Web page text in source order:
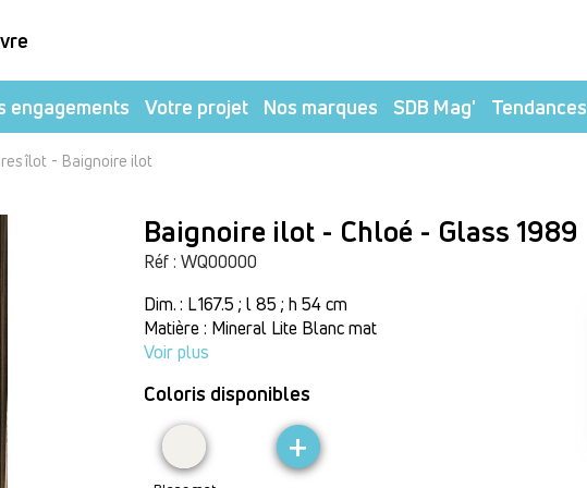
engagements Votre projet Nos marques SDB Mag' Tendances
îlot - Baignoire ilot
Baignoire ilot - Chloé - Glass 1989
Réf : WQ00000
Dim. : L 167.5 ; l 85 ; h 54 cm
Matière : Mineral Lite Blanc mat
Voir plus
Coloris disponibles
+